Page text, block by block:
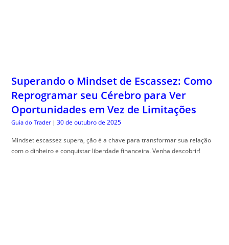
Superando o Mindset de Escassez: Como
Reprogramar seu Cérebro para Ver
Oportunidades em Vez de Limitações
Guia do Trader | 30 de outubro de 2025
Mindset escassez supera, ção é a chave para transformar sua relação
com o dinheiro e conquistar liberdade financeira. Venha descobrir!